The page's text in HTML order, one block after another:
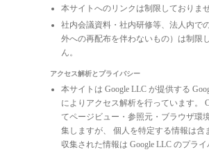
本サイトへのリンクは制限しておりませ
社内会議資料・社内研修等、法人内で
外への再配布を伴わないもの）は制限
ん。
アクセス解析とプライバシー
本サイトは Google LLC が提供する
によりアクセス解析を行っています。
てページビュー・参照元・ブラウザ環
集しますが、 個人を特定する情報は含
収集された情報は Google LLC のプラ